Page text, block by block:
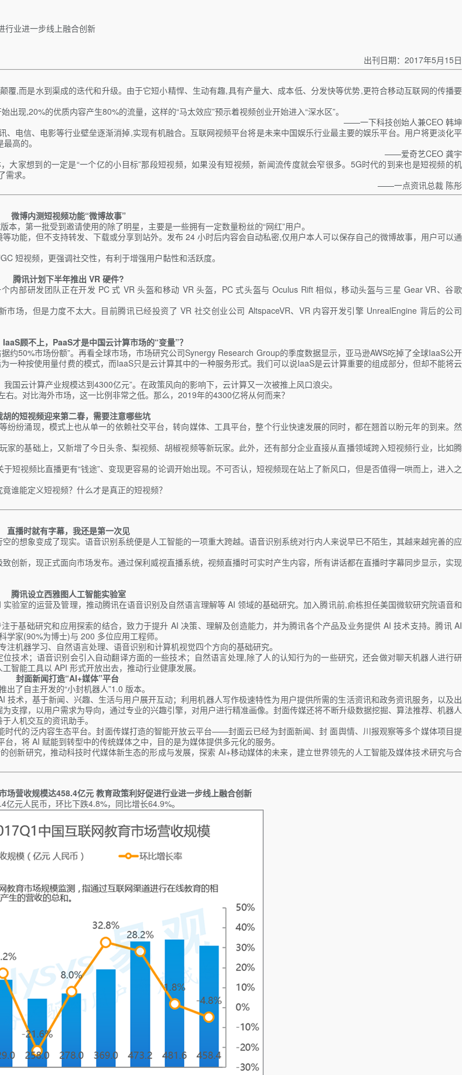
行业进一步线上融合创新
出刊日期：2017年5月15日
,而是水到渠成的迭代和升级。由于它短小精悍、生动有趣,具有产量大、成本低、分发快等优势,更符合移动互联网的传播要
现,20%的优质内容产生80%的流量，这样的“马太效应”预示着视频创业开始进入“深水区”。
——一下科技创始人兼CEO 韩坤
电信、电影等行业壁垒逐渐消掉,实现有机融合。互联网视频平台将是未来中国娱乐行业最主要的娱乐平台。用户将更淡化平
高的。
——爱奇艺CEO 龚宇
家想到的一定是“一个亿的小目标”那段短视频，如果没有短视频，新闻流传度就会窄很多。5G时代的到来也是短视频的机
求。
——一点资讯总裁 陈彤
微博内测短视频功能“微博故事”
，第一批受到邀请使用的除了明星，主要是一些拥有一定数量粉丝的“网红”用户。
功能，但不支持转发、下载或分享到站外。发布 24 小时后内容会自动私密,仅用户本人可以保存自己的微博故事，用户可以通
短视频，更强调社交性，有利于增强用户黏性和活跃度。
腾讯计划下半年推出 VR 硬件?
部研发团队正在开发 PC 式 VR 头盔和移动 VR 头盔，PC 式头盔与 Oculus Rift 相似，移动头盔与三星 Gear VR、谷歌
场，但是力度不太大。目前腾讯已经投资了 VR 社交创业公司 AltspaceVR、VR 内容开发引擎 UnrealEngine 背后的公司
顾不上，PaaS才是中国云计算市场的“变量”？
约50%市场份额”。再看全球市场，市场研究公司Synergy Research Group的季度数据显示，亚马逊AWS吃掉了全球IaaS公开
种按使用量付费的模式，而IaaS只是云计算其中的一种服务形式。我们可以说IaaS是云计算重要的组成部分，但却不能将云
云计算产业规模达到4300亿元”。在政策风向的影响下，云计算又一次被推上风口浪尖。
。对比海外市场，这一比例非常之低。那么，2019年的4300亿将从何而来？
胡的短视频迎来第二春，需要注意哪些坑
纷涌现，模式上也从单一的依赖社交平台，转向媒体、工具平台，整个行业快速发展的同时，都在翘首以盼元年的到来。然
的基础上，又新增了今日头条、梨视频、胡椒视频等新玩家。此外，还有部分企业直接从直播领域跨入短视频行业，比如腾
短视频比直播更有“钱途”、变现更容易的论调开始出现。不可否认，短视频现在站上了新风口，但是否值得一哄而上，进入之
谁能定义短视频？什么才是真正的短视频？
直播时就有字幕，我还是第一次见
的想象变成了现实。语音识别系统便是人工智能的一项重大跨越。语音识别系统对行内人来说早已不陌生，其越来越完善的应
创新，现正式面向市场发布。通过保利威视直播系统，视频直播时可实时产生内容，所有讲话都在直播时字幕同步显示，实现
腾讯设立西雅图人工智能实验室
验室的运营及管理，推动腾讯在语音识别及自然语言理解等 AI 领域的基础研究。加入腾讯前,俞栋担任美国微软研究院语音和
基础研究和应用探索的结合，致力于提升 AI 决策、理解及创造能力，并为腾讯各个产品及业务提供 AI 技术支持。腾讯 AI
家(90%为博士)与 200 多位应用工程师。
机器学习、自然语言处理、语音识别和计算机视觉四个方向的基础研究。
技术；语音识别会引入自动翻译方面的一些技术；自然语言处理,除了人的认知行为的一些研究，还会做对聊天机器人进行研
智能工具以 API 形式开放出去，推动行业健康发展。
封面新闻打造“AI+媒体”平台
了自主开发的“小封机器人”1.0 版本。
术，基于新闻、兴趣、生活与用户展开互动；利用机器人写作极速特性为用户提供所需的生活资讯和政务资讯服务，以及出
支撑，以用户需求为导向，通过专业的兴趣引擎，对用户进行精准画像。封面传媒还将不断升级数据挖掘、算法推荐、机器人
人机交互的资讯助手。
代的泛内容生态平台。封面传媒打造的智能开放云平台——封面云已经为封面新闻、封 面舆情、川报观察等多个媒体项目提
，将 AI 赋能到转型中的传统媒体之中，目的是为媒体提供多元化的服务。
创新研究，推动科技时代媒体新生态的形成与发展，探索 AI+移动媒体的未来，建立世界领先的人工智能及媒体技术研究与合
场营收规模达458.4亿元 教育政策利好促进行业进一步线上融合创新
元人民币，环比下跌4.8%，同比增长64.9%。